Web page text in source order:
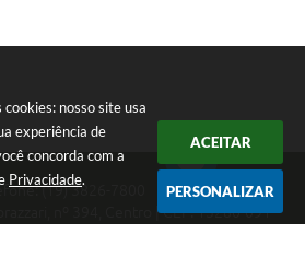
nosso site usa
experiência de
concorda com a
Privacidade.
ACEITAR
PERSONALIZAR
(19) 3826-7800
nº 394, Centro | CEP: 13280-091